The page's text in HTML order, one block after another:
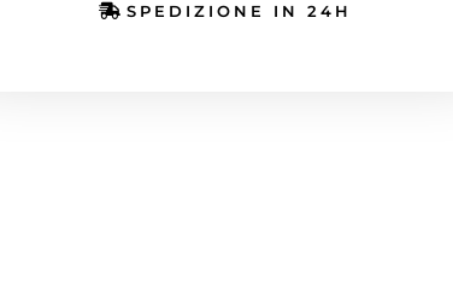
SPEDIZIONE IN 24H